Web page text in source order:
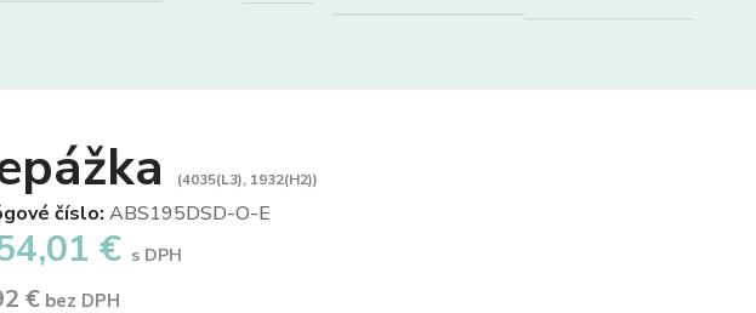
(4035(L3), 1932(H2))
číslo: ABS195DSD-O-E
€ s DPH
€bez DPH